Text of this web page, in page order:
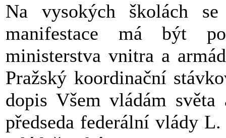
Na vysokých školách
manifestace má být
ministerstva vnitra a
Pražský koordinační
dopis Všem vládám
předseda federální vlády